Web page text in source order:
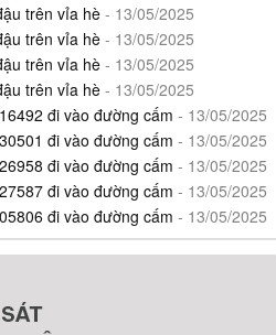
trên vỉa hè- 13/05/2025
trên vỉa hè- 13/05/2025
trên vỉa hè- 13/05/2025
trên vỉa hè- 13/05/2025
đi vào đường cấm - 13/05/2025
đi vào đường cấm - 13/05/2025
đi vào đường cấm - 13/05/2025
đi vào đường cấm - 13/05/2025
đi vào đường cấm - 13/05/2025